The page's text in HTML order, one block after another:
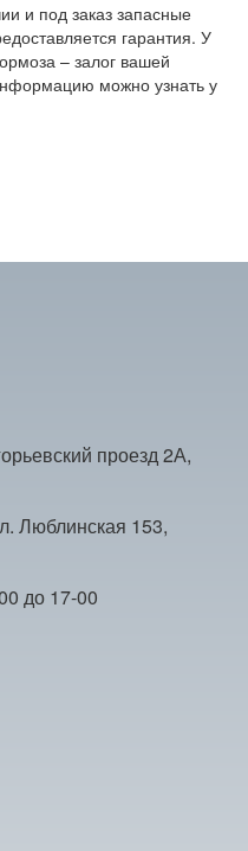
и под заказ запасные
гарантия. У
– залог вашей
можно узнать у
проезд 2А,
Люблинская 153,
до 17-00